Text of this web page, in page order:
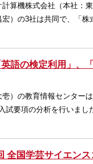
算機株式会社（本社：
）の3社は共同で、「株
の検定利用」、「
）の教育情報センター
要項の分析を行いまし
全国学芸サイエン